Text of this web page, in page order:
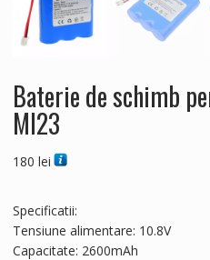
Baterie de schimb
MI23
180 lei
Specificatii:
Tensiune alimentare: 10.8V
Capacitate: 2600mAh